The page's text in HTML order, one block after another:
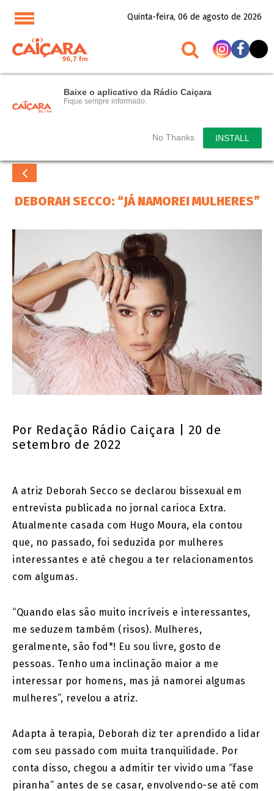
Baixe o aplicativo da Rádio Caiçara
Fique sempre informado.
No Thanks INSTALL
Quinta-feira, 06 de agosto de 2026
DEBORAH SECCO: “JÁ NAMOREI MULHERES”
Por Redação Rádio Caiçara | 20 de
setembro de 2022
A atriz Deborah Secco se declarou bissexual em
entrevista publicada no jornal carioca Extra.
Atualmente casada com Hugo Moura, ela contou
que, no passado, foi seduzida por mulheres
interessantes e até chegou a ter relacionamentos
com algumas.
“Quando elas são muito incríveis e interessantes,
me seduzem também (risos). Mulheres,
geralmente, são fod*! Eu sou livre, gosto de
pessoas. Tenho uma inclinação maior a me
interessar por homens, mas já namorei algumas
mulheres”, revelou a atriz.
Adapta à terapia, Deborah diz ter aprendido a lidar
com seu passado com muita tranquilidade. Por
conta disso, chegou a admitir ter vivido uma “fase
piranha” antes de se casar, envolvendo-se até com